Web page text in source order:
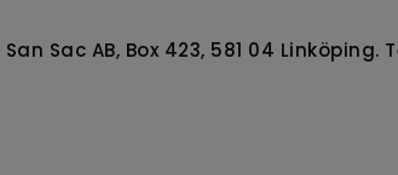
Sac AB, Box 423, 581 04 Linköping.